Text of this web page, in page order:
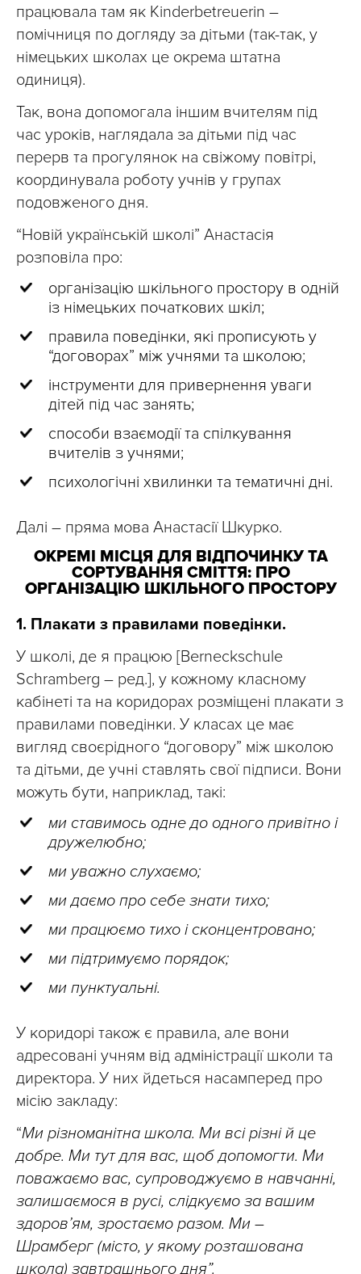
працювала там як Кіnderbetreuerin –
помічниця по догляду за дітьми (так-так, у
німецьких школах це окрема штатна
одиниця).
Так, вона допомогала іншим вчителям під
час уроків, наглядала за дітьми під час
перерв та прогулянок на свіжому повітрі,
координувала роботу учнів у групах
подовженого дня.
“Новій українській школі” Анастасія
розповіла про:
організацію шкільного простору в одній
із німецьких початкових шкіл;
правила поведінки, які прописують у
“договорах” між учнями та школою;
інструменти для привернення уваги
дітей під час занять;
способи взаємодії та спілкування
вчителів з учнями;
психологічні хвилинки та тематичні дні.
Далі – пряма мова Анастасії Шкурко.
ОКРЕМІ МІСЦЯ ДЛЯ ВІДПОЧИНКУ ТА
СОРТУВАННЯ СМІТТЯ: ПРО
ОРГАНІЗАЦІЮ ШКІЛЬНОГО ПРОСТОРУ
1. Плакати з правилами поведінки.
У школі, де я працюю [Berneckschule
Schramberg – ред.], у кожному класному
кабінеті та на коридорах розміщені плакати з
правилами поведінки. У класах це має
вигляд своєрідного “договору” між школою
та дітьми, де учні ставлять свої підписи. Вони
можуть бути, наприклад, такі:
ми ставимось одне до одного привітно і
дружелюбно;
ми уважно слухаємо;
ми даємо про себе знати тихо;
ми працюємо тихо і сконцентровано;
ми підтримуємо порядок;
ми пунктуальні.
У коридорі також є правила, але вони
адресовані учням від адміністрації школи та
директора. У них йдеться насамперед про
місію закладу:
“Ми різноманітна школа. Ми всі різні й це
добре. Ми тут для вас, щоб допомогти. Ми
поважаємо вас, супроводжуємо в навчанні,
залишаємося в русі, слідкуємо за вашим
здоров’ям, зростаємо разом. Ми –
Шрамберг (місто, у якому розташована
школа) завтрашнього дня”.